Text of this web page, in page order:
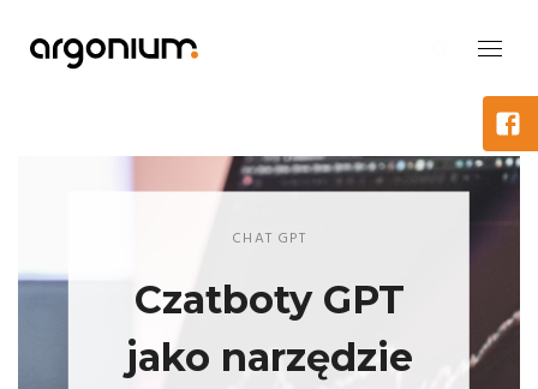
CHAT GPT
Czatboty GPT
jako narzędzie